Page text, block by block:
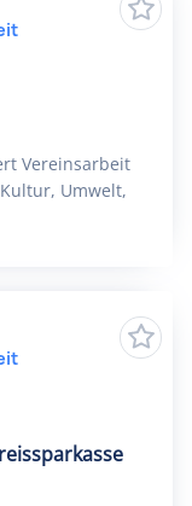
Vereinsarbeit
Umwelt,